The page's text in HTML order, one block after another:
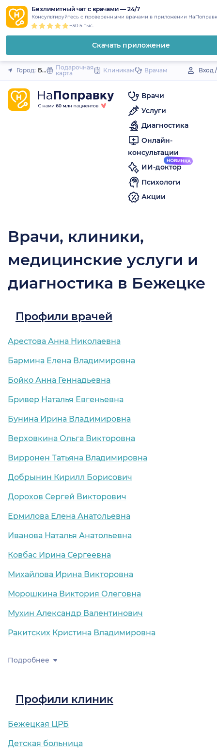
to
content
Безлимитный чат с врачами — 24/7
Консультируйтесь с проверенными врачами в приложении
~30.5 тыс.
Скачать приложение
Закрыть
Город: БежецкПодарочная
карта
Клиникам Врачам Вход
Врачи
Услуги
Диагностика
Онлайн-
консультации
ИИ-доктор
Психологи
Акции
Врачи, клиники,
медицинские услуги и
диагностика в Бежецке
Профили врачей
Арестова Анна Николаевна
Бармина Елена Владимировна
Бойко Анна Геннадьевна
Бривер Наталья Евгеньевна
Бунина Ирина Владимировна
Верховкина Ольга Викторовна
Вирронен Татьяна Владимировна
Добрынин Кирилл Борисович
Дорохов Сергей Викторович
Ермилова Елена Анатольевна
Иванова Наталья Анатольевна
Ковбас Ирина Сергеевна
Михайлова Ирина Викторовна
Морошкина Виктория Олеговна
Мухин Александр Валентинович
Ракитских Кристина Владимировна
Подробнее
Профили клиник
Бежецкая ЦРБ
Детская больница